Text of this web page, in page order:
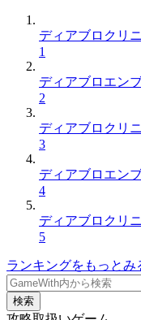
ディアブロクリ
1
ディアブロエン
2
ディアブロクリ
3
ディアブロエン
4
ディアブロクリ
5
ランキングをもっとみ
検索